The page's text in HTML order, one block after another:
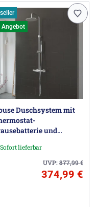
Angebot
Duschsystem mit
und
Sofort lieferbar
UVP:877,99€
374,99 €